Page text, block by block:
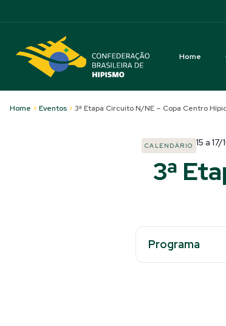
Home
Home > Eventos > 3ª Etapa Circuito N/NE – Copa Centro
CALENDÁRIO 15 a 17/
3ª
Programa